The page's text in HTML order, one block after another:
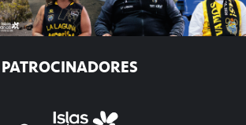
PATROCINADORES